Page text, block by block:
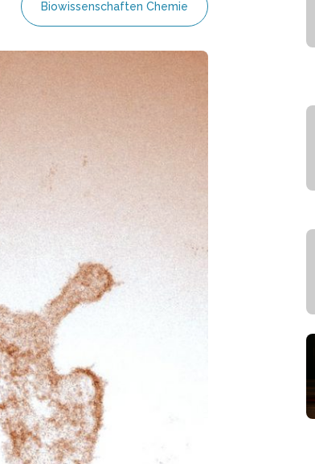
Biowissenschaften Chemie